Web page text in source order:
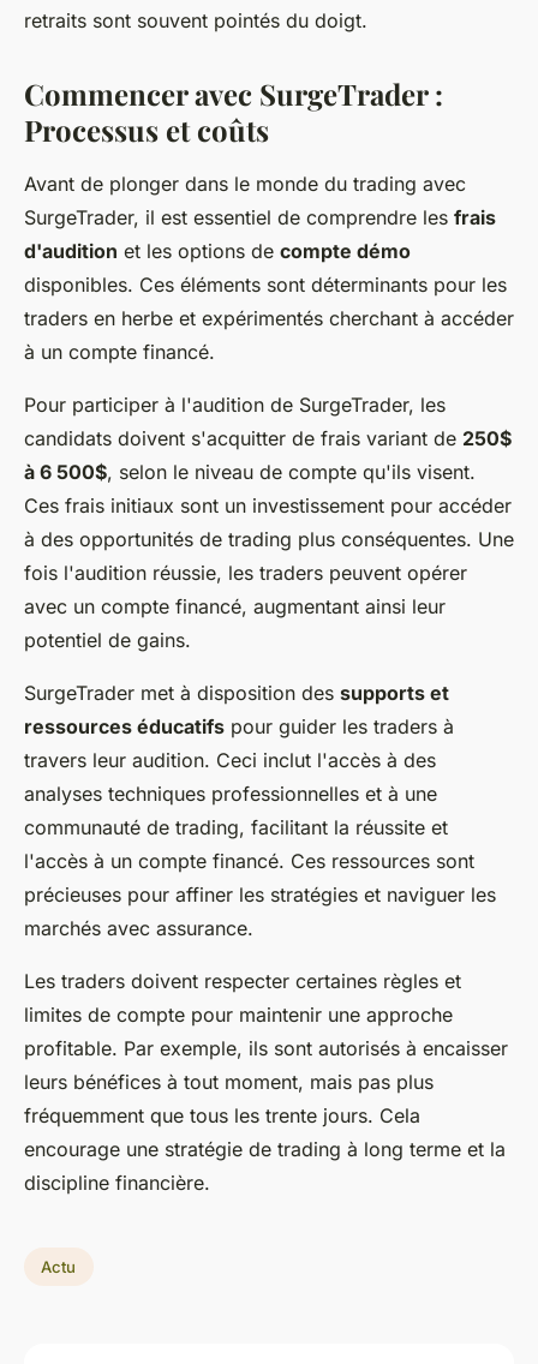
retraits sont souvent pointés du doigt.
Commencer avec SurgeTrader :
Processus et coûts
Avant de plonger dans le monde du trading avec
SurgeTrader, il est essentiel de comprendre les frais
d'audition et les options de compte démo
disponibles. Ces éléments sont déterminants pour les
traders en herbe et expérimentés cherchant à accéder
à un compte financé.
Pour participer à l'audition de SurgeTrader, les
candidats doivent s'acquitter de frais variant de 250$
à 6 500$, selon le niveau de compte qu'ils visent.
Ces frais initiaux sont un investissement pour accéder
à des opportunités de trading plus conséquentes. Une
fois l'audition réussie, les traders peuvent opérer
avec un compte financé, augmentant ainsi leur
potentiel de gains.
SurgeTrader met à disposition des supports et
ressources éducatifs pour guider les traders à
travers leur audition. Ceci inclut l'accès à des
analyses techniques professionnelles et à une
communauté de trading, facilitant la réussite et
l'accès à un compte financé. Ces ressources sont
précieuses pour affiner les stratégies et naviguer les
marchés avec assurance.
Les traders doivent respecter certaines règles et
limites de compte pour maintenir une approche
profitable. Par exemple, ils sont autorisés à encaisser
leurs bénéfices à tout moment, mais pas plus
fréquemment que tous les trente jours. Cela
encourage une stratégie de trading à long terme et la
discipline financière.
Actu